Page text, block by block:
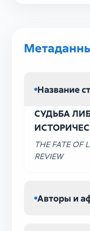
Название
СУДЬБА
THE FATE OF
REVIEW
Авторы и